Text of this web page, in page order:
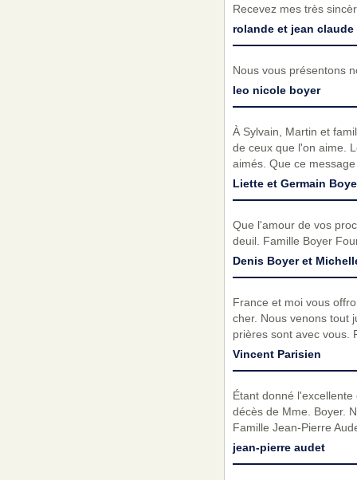
Recevez mes très
rolande et jean
Nous vous présentons
leo nicole boyer
À Sylvain, Martin et
de ceux que l'on aime.
aimés. Que ce
Liette et Germain
Que l'amour de vos
deuil. Famille Boyer
Denis Boyer et
France et moi vous
cher. Nous venons tout
prières sont avec vous.
Vincent Parisien
Étant donné
décès de Mme. Boyer.
Famille Jean-Pierre
jean-pierre audet